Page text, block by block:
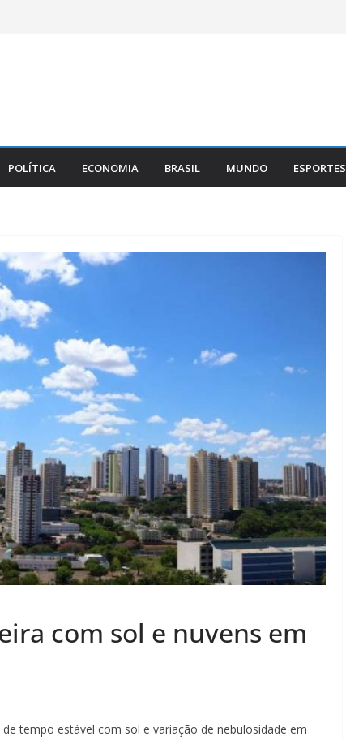
POLÍTICA ECONOMIA BRASIL MUNDO ESPORTES
com sol e nuvens em
tempo estável com sol e variação de nebulosidade em